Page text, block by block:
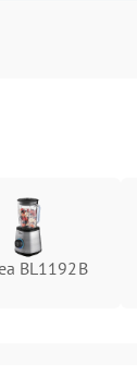
BL1192B